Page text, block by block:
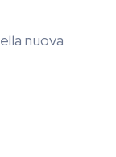
nuova